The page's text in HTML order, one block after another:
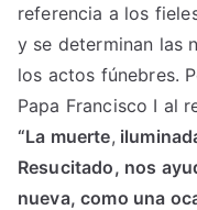
referencia a los
y se determinan las
los actos fúnebres.
Papa Francisco I al
“La muerte,
Resucitado, nos
nueva, como una